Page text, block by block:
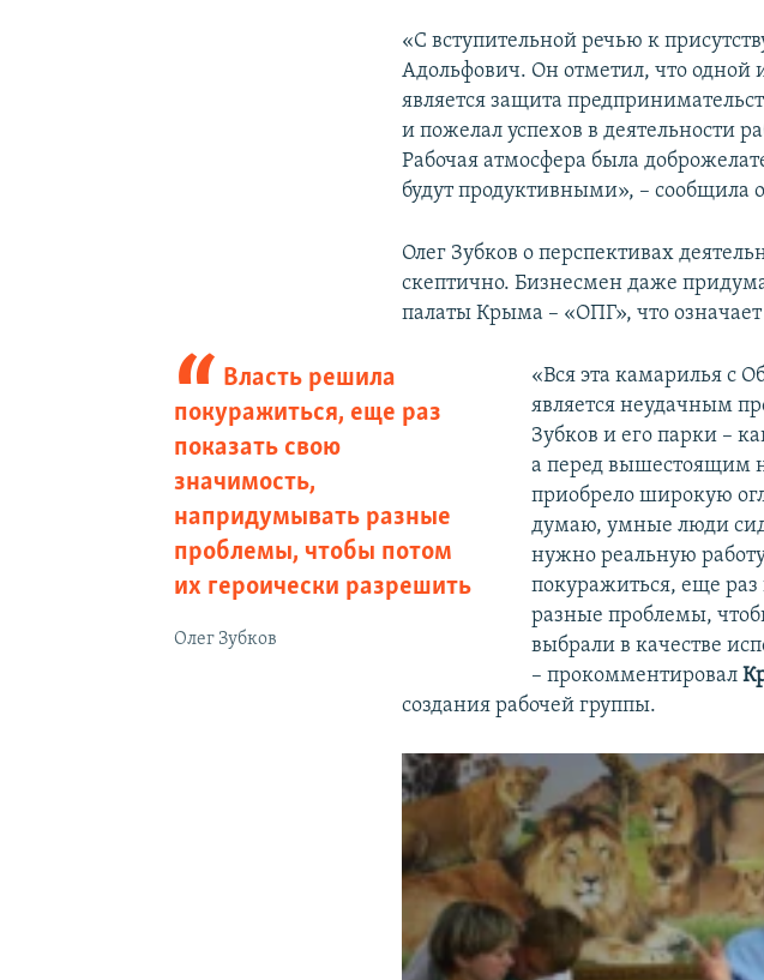
«С вступительной речью к
Адольфович. Он отметил, что
является защита
и пожелал успехов в деятельности
Рабочая атмосфера была
будут продуктивными», – сообщила
Олег Зубков о перспективах
скептично. Бизнесмен даже
палаты Крыма – «ОПГ», что
Власть решила
покуражиться, еще раз
показать свою
значимость,
напридумывать разные
проблемы, чтобы потом
их героически разрешить
Олег Зубков
«Вся эта камарилья с
является неудачным
Зубков и его парки –
а перед вышестоящим
приобрело широкую
думаю, умные люди
нужно реальную
покуражиться, еще
разные проблемы,
выбрали в качестве
– прокомментировал
создания рабочей группы.